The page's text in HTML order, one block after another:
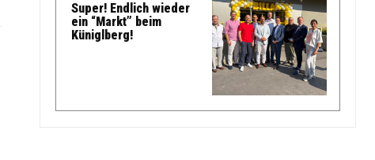
Super! Endlich wieder
ein “Markt” beim
Küniglberg!